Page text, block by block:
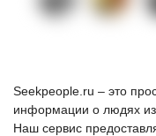
Seekpeople.ru – это
информации о людях из
Наш сервис